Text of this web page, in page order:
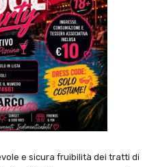
e sicura fruibilità dei tratti di